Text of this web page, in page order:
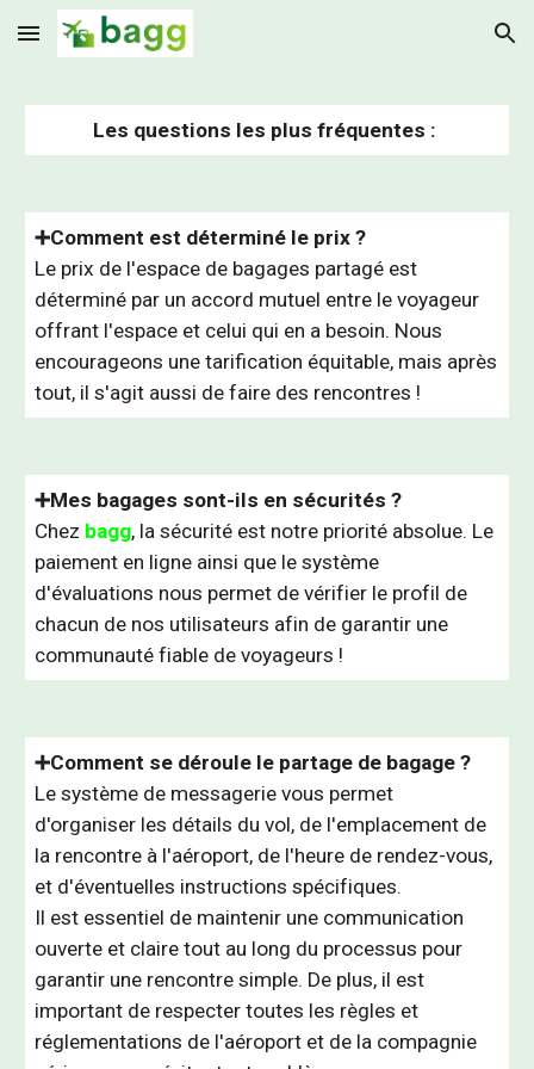
Skip to main content Skip to navigation
Les questions les plus fréquentes :
➕Comment est déterminé le prix ?
Le prix de l'espace de bagages partagé est
déterminé par un accord mutuel entre le voyageur
offrant l'espace et celui qui en a besoin. Nous
encourageons une tarification équitable, mais après
tout, il s'agit aussi de faire des rencontres !
➕Mes bagages sont-ils en sécurités ?
Chez bagg, la sécurité est notre priorité absolue. Le
paiement en ligne ainsi que le système
d'évaluations nous permet de vérifier le profil de
chacun de nos utilisateurs afin de garantir une
communauté fiable de voyageurs !
➕Comment se déroule le partage de bagage ?
Le système de messagerie vous permet
d'organiser les détails du vol, de l'emplacement de
la rencontre à l'aéroport, de l'heure de rendez-vous,
et d'éventuelles instructions spécifiques.
Il est essentiel de maintenir une communication
ouverte et claire tout au long du processus pour
garantir une rencontre simple. De plus, il est
important de respecter toutes les règles et
réglementations de l'aéroport et de la compagnie